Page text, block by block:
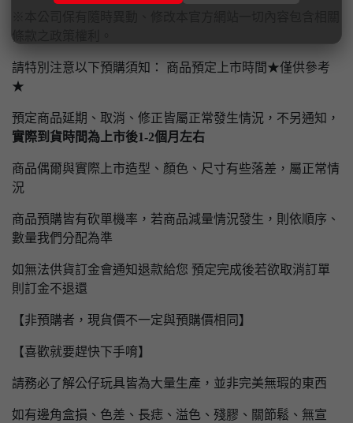
條款之政策權利。
請特別注意以下預購須知： 商品預定上市時間★僅供參考
★
預定商品延期、取消、修正皆屬正常發生情況，不另通知，
實際到貨時間為上市後1-2個月左右
商品偶爾與實際上市造型、顏色、尺寸有些落差，屬正常情
況
商品預購皆有砍單機率，若商品減量情況發生，則依順序、
數量我們分配為準
如無法供貨訂金會通知退款給您 預定完成後若欲取消訂單
則訂金不退還
【非預購者，現貨價不一定與預購價相同】
【喜歡就要趕快下手唷】
請務必了解公仔玩具皆為大量生產，並非完美無瑕的東西
如有邊角盒損、色差、長痣、溢色、殘膠、關節鬆、無宣